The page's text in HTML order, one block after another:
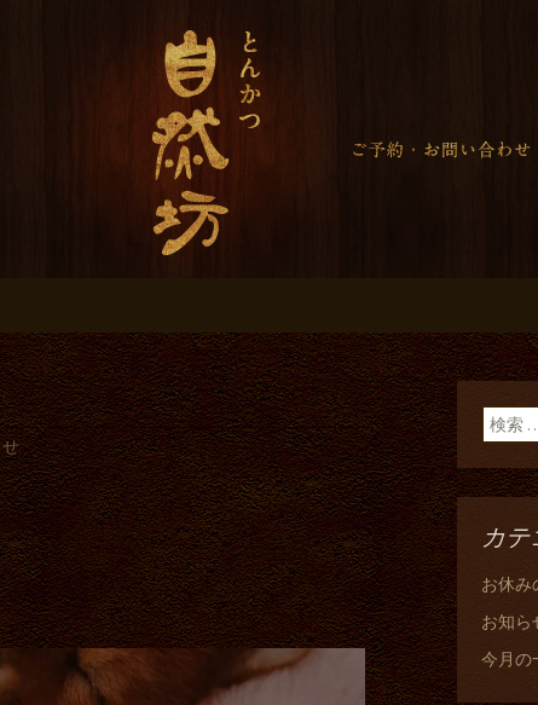
知らせ＜大田
検索:
カテ
お休み
お知ら
今月の